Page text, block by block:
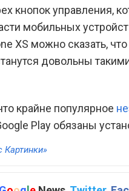
кнопок управления,
мобильных
XS можно сказать,
довольны
крайне популярное
Play обязаны
Картинки»